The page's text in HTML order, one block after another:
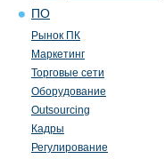
ПО
Рынок ПК
Маркетинг
Торговые сети
Оборудование
Outsourcing
Кадры
Регулирование